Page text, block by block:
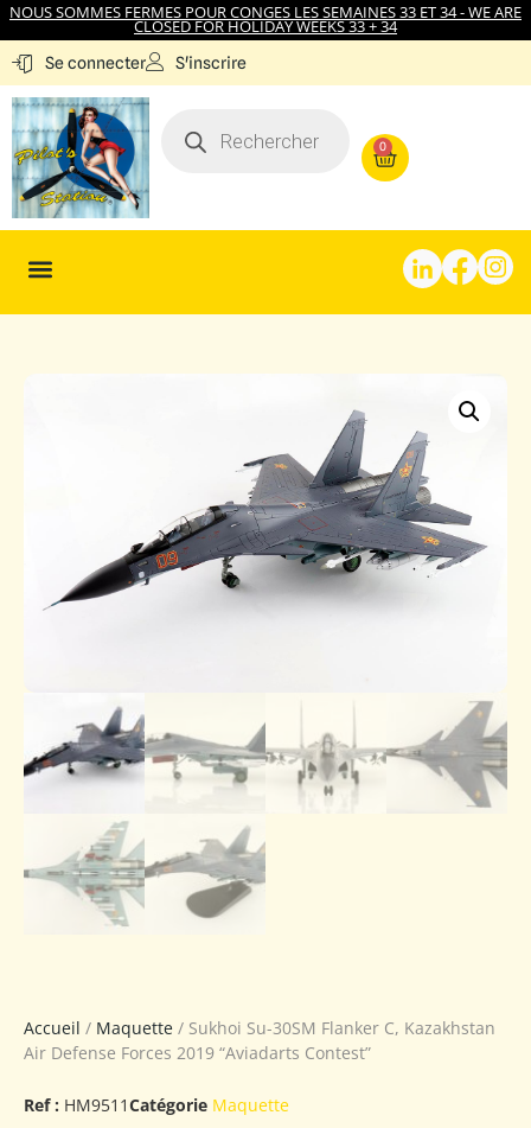
NOUS SOMMES FERMES POUR CONGES LES SEMAINES 33 ET 34 - WE ARE
CLOSED FOR HOLIDAY WEEKS 33 + 34
Se connecter S'inscrire
0
Accueil / Maquette / Sukhoi Su-30SM Flanker C, Kazakhstan
Air Defense Forces 2019 “Aviadarts Contest”
Ref : HM9511Catégorie Maquette